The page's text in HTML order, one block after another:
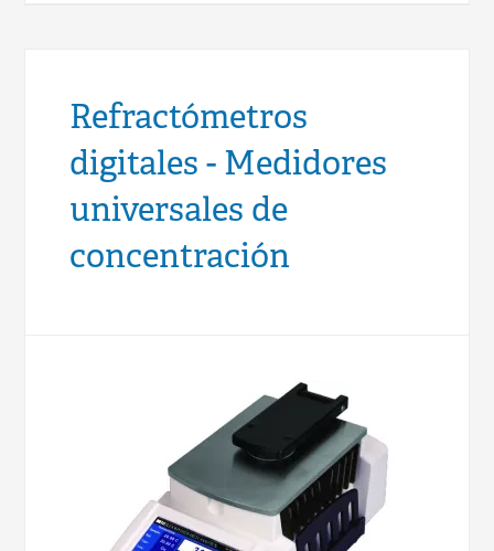
Refractómetros
digitales - Medidores
universales de
concentración